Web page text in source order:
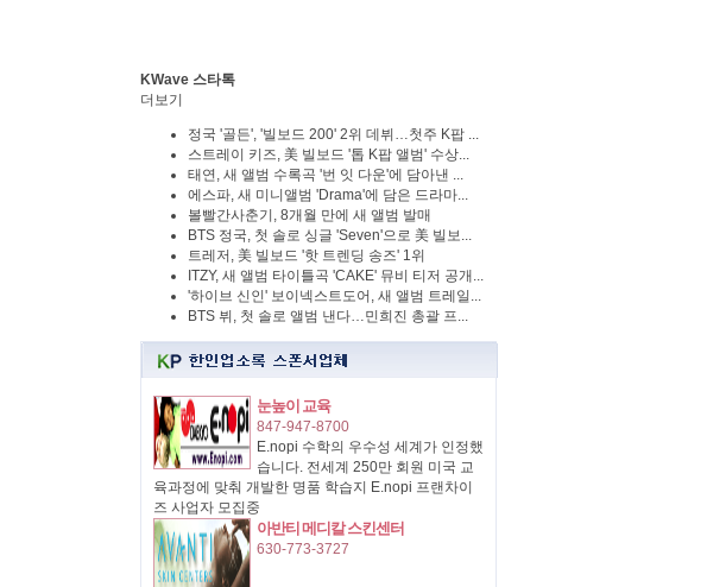
KWave 스타톡
더보기
정국 '골든', '빌보드 200' 2위 데뷔…첫주 K팝 ...
스트레이 키즈, 美 빌보드 '톱 K팝 앨범' 수상...
태연, 새 앨범 수록곡 '번 잇 다운'에 담아낸 ...
에스파, 새 미니앨범 'Drama'에 담은 드라마...
볼빨간사춘기, 8개월 만에 새 앨범 발매
BTS 정국, 첫 솔로 싱글 'Seven'으로 美 빌보...
트레저, 美 빌보드 '핫 트렌딩 송즈' 1위
ITZY, 새 앨범 타이틀곡 'CAKE' 뮤비 티저 공개...
'하이브 신인' 보이넥스트도어, 새 앨범 트레일...
BTS 뷔, 첫 솔로 앨범 낸다…민희진 총괄 프...
눈높이 교육
847-947-8700
E.nopi 수학의 우수성 세계가 인정했
습니다. 전세계 250만 회원 미국 교
육과정에 맞춰 개발한 명품 학습지 E.nopi 프랜차이
즈 사업자 모집중
아반티 메디칼 스킨센터
630-773-3727